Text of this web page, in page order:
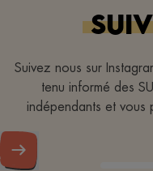
Suivez nous sur
tenu informé des
indépendants et vous